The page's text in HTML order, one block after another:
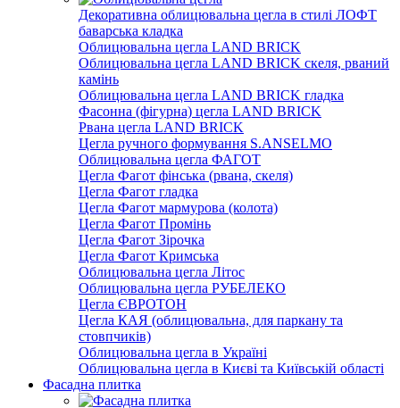
Декоративна облицювальна цегла в стилі ЛОФТ
баварська кладка
Облицювальна цегла LAND BRICK
Облицювальна цегла LAND BRICK скеля, рваний
камінь
Облицювальна цегла LAND BRICK гладка
Фасонна (фігурна) цегла LAND BRICK
Рвана цегла LAND BRICK
Цегла ручного формування S.ANSELMO
Облицювальна цегла ФАГОТ
Цегла Фагот фінська (рвана, скеля)
Цегла Фагот гладка
Цегла Фагот мармурова (колота)
Цегла Фагот Промінь
Цегла Фагот Зірочка
Цегла Фагот Кримська
Облицювальна цегла Літос
Облицювальна цегла РУБЕЛЕКО
Цегла ЄВРОТОН
Цегла КАЯ (облицювальна, для паркану та
стовпчиків)
Облицювальна цегла в Україні
Облицювальна цегла в Києві та Київській області
Фасадна плитка